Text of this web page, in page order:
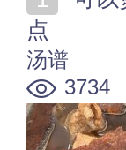
点
汤谱
3734